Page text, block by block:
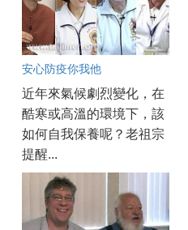
安心防疫你我他
近年來氣候劇烈變化，在
酷寒或高溫的環境下，該
如何自我保養呢？老祖宗
提醒...